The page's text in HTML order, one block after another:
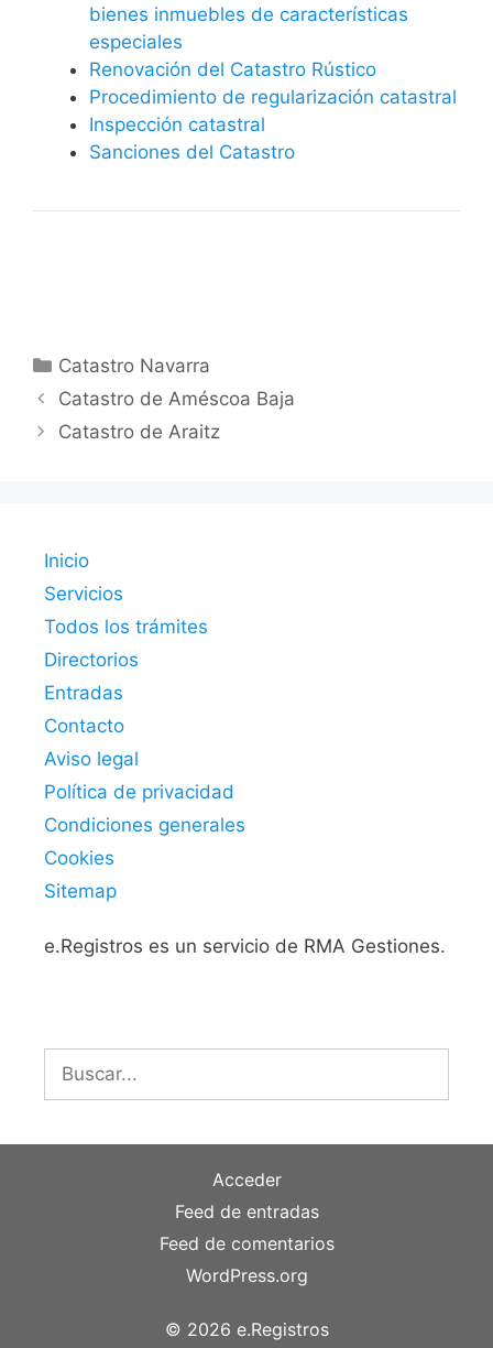
bienes inmuebles de características
especiales
Renovación del Catastro Rústico
Procedimiento de regularización catastral
Inspección catastral
Sanciones del Catastro
Categorías
Catastro Navarra
Catastro de Améscoa Baja
Catastro de Araitz
Inicio
Servicios
Todos los trámites
Directorios
Entradas
Contacto
Aviso legal
Política de privacidad
Condiciones generales
Cookies
Sitemap
e.Registros es un servicio de RMA Gestiones.
Acceder
Feed de entradas
Feed de comentarios
WordPress.org
© 2026 e.Registros